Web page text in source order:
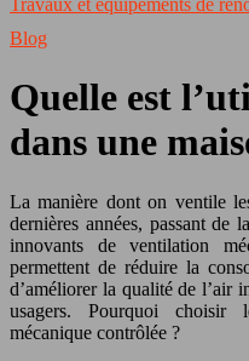
Travaux et équipements de
Blog
Quelle est
dans une
La manière dont on ventile
dernières années, passant de
innovants de ventilation
permettent de réduire la
d’améliorer la qualité de l’air
usagers. Pourquoi
mécanique contrôlée ?